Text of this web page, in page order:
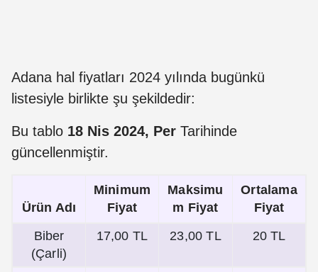
Adana hal fiyatları 2024 yılında bugünkü
listesiyle birlikte şu şekildedir:
Bu tablo 18 Nis 2024, Per Tarihinde
güncellenmiştir.
Ürün Adı
Minimum
Fiyat
Maksimu
m Fiyat
Ortalama
Fiyat
Biber
(Çarli)
17,00 TL 23,00 TL 20 TL